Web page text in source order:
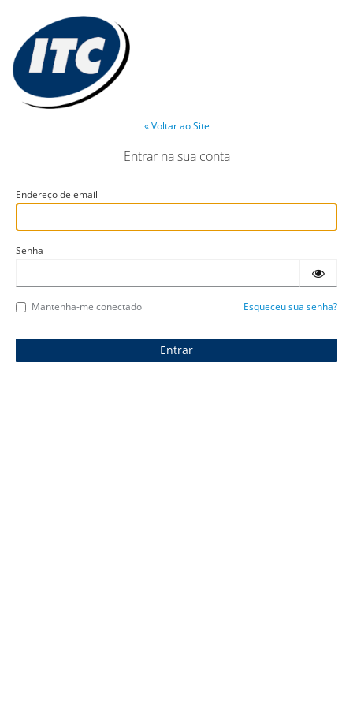
« Voltar ao Site
Entrar na sua conta
Endereço de email
Senha
Mantenha-me conectado Esqueceu sua senha?